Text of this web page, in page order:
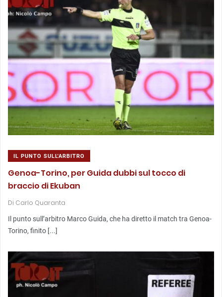
IL PUNTO SULL'ARBITRO
Genoa-Torino, per Guida dubbi sul tocco di
braccio di Ekuban
Di Carlo Quaranta
Il punto sull’arbitro Marco Guida, che ha diretto il match tra Genoa-
Torino, finito [...]